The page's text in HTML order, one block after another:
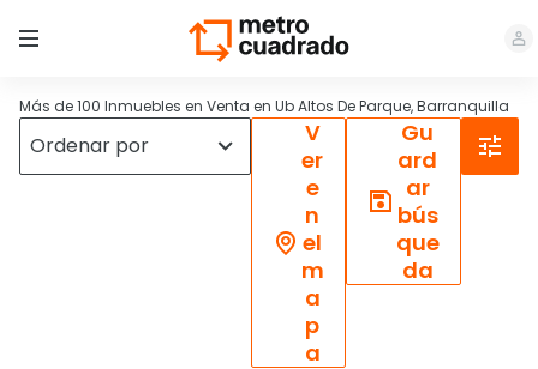
Más de 100 Inmuebles en Venta en Ub Altos De Parque, Barranquilla
V
er
e
n
el
m
a
p
a
Gu
ard
ar
bús
que
da